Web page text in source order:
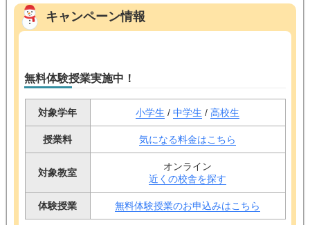
キャンペーン情報
無料体験授業実施中！
対象学年 小学生 / 中学生 / 高校生
授業料 気になる料金はこちら
対象教室
オンライン
近くの校舎を探す
体験授業 無料体験授業のお申込みはこちら